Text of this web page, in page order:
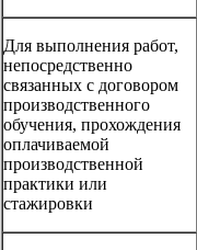
Для выполнения работ,
непосредственно
связанных с договором
производственного
обучения, прохождения
оплачиваемой
производственной
практики или
стажировки